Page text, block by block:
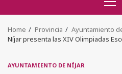
Home Provincia
Ayuntamiento
Níjar presenta las XIV Olimpiadas
AYUNTAMIENTO DE NÍJAR